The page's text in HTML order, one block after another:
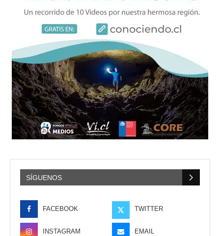
SÍGUENOS
FACEBOOK TWITTER
INSTAGRAM EMAIL